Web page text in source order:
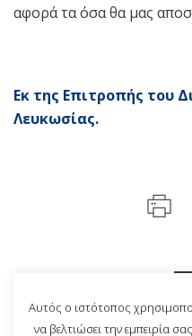
αφορά τα όσα θα μας
Εκ της Επιτροπής του
Λευκωσίας.
Αυτός ο ιστότοπος
να βελτιώσει την εμπειρία